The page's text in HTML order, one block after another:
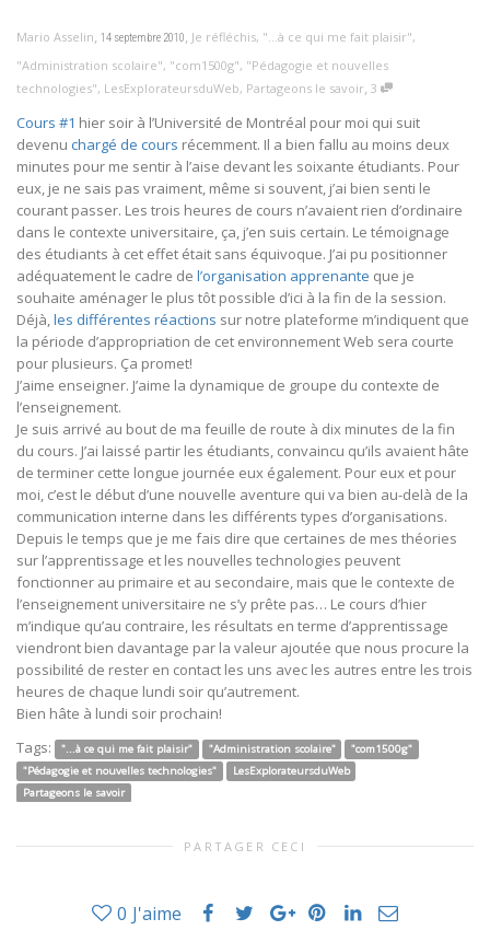
Mario Asselin, 14 septembre 2010, Je réfléchis, "...à ce qui me fait plaisir",
"Administration scolaire", "com1500g", "Pédagogie et nouvelles
technologies", LesExplorateursduWeb, Partageons le savoir, 3
Cours #1 hier soir à l’Université de Montréal pour moi qui suit
devenu chargé de cours récemment. Il a bien fallu au moins deux
minutes pour me sentir à l’aise devant les soixante étudiants. Pour
eux, je ne sais pas vraiment, même si souvent, j’ai bien senti le
courant passer. Les trois heures de cours n’avaient rien d’ordinaire
dans le contexte universitaire, ça, j’en suis certain. Le témoignage
des étudiants à cet effet était sans équivoque. J’ai pu positionner
adéquatement le cadre de l’organisation apprenante que je
souhaite aménager le plus tôt possible d’ici à la fin de la session.
Déjà,les différentes réactions sur notre plateforme m’indiquent que
la période d’appropriation de cet environnement Web sera courte
pour plusieurs. Ça promet!
J’aime enseigner. J’aime la dynamique de groupe du contexte de
l’enseignement.
Je suis arrivé au bout de ma feuille de route à dix minutes de la fin
du cours. J’ai laissé partir les étudiants, convaincu qu’ils avaient hâte
de terminer cette longue journée eux également. Pour eux et pour
moi, c’est le début d’une nouvelle aventure qui va bien au-delà de la
communication interne dans les différents types d’organisations.
Depuis le temps que je me fais dire que certaines de mes théories
sur l’apprentissage et les nouvelles technologies peuvent
fonctionner au primaire et au secondaire, mais que le contexte de
l’enseignement universitaire ne s’y prête pas… Le cours d’hier
m’indique qu’au contraire, les résultats en terme d’apprentissage
viendront bien davantage par la valeur ajoutée que nous procure la
possibilité de rester en contact les uns avec les autres entre les trois
heures de chaque lundi soir qu’autrement.
Bien hâte à lundi soir prochain!
Tags:
"...à ce qui me fait plaisir" "Administration scolaire"
"com1500g"
"Pédagogie et nouvelles technologies"
LesExplorateursduWeb
Partageons le savoir
PARTAGER CECI
0 J'aime